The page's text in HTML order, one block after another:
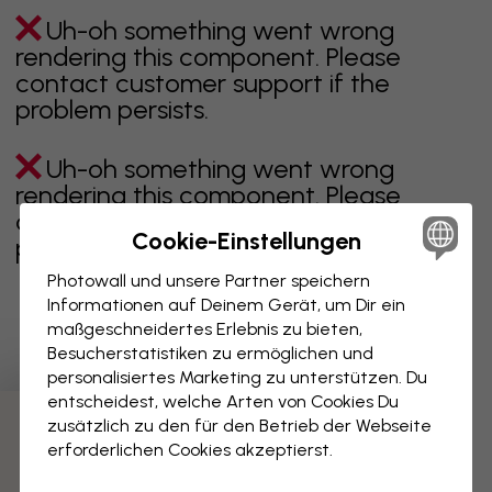
Uh-oh something went wrong
rendering this component. Please
contact customer support if the
problem persists.
Uh-oh something went wrong
rendering this component. Please
contact customer support if the
problem persists.
Zeigt Seite 1 von 1 Seiten
Weitere Kategorien entdecken
Cookie-Einstellungen
Photowall und unsere Partner speichern
Informationen auf Deinem Gerät, um Dir ein
maßgeschneidertes Erlebnis zu bieten,
Besucherstatistiken zu ermöglichen und
personalisiertes Marketing zu unterstützen. Du
entscheidest, welche Arten von Cookies Du
zusätzlich zu den für den Betrieb der Webseite
erforderlichen Cookies akzeptierst.